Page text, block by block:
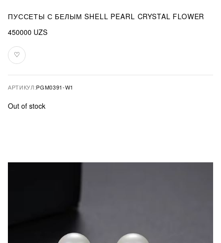
ПУССЕТЫ С БЕЛЫМ SHELL PEARL CRYSTAL FLOWER
450000 UZS
♡
В
избранное
АРТИКУЛ:PGM0391-W1
Out of stock